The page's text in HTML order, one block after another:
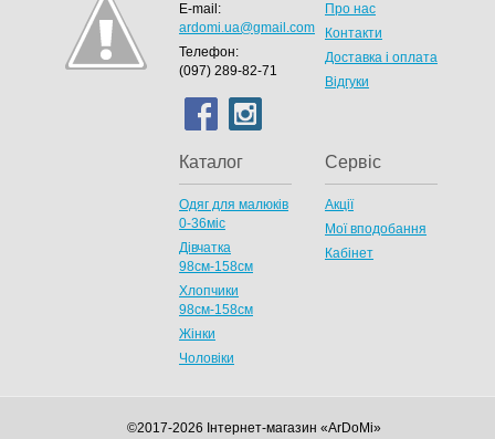
E-mail:
ardomi.ua@gmail.com
Телефон:
(097) 289-82-71
Про нас
Контакти
Доставка і оплата
Відгуки
Каталог
Одяг для малюків
0-36міс
Дівчатка
98cм-158см
Хлопчики
98см-158см
Жінки
Чоловіки
Сервіс
Акції
Мої вподобання
Кабінет
©2017-2026 Інтернет-магазин «ArDoMi»